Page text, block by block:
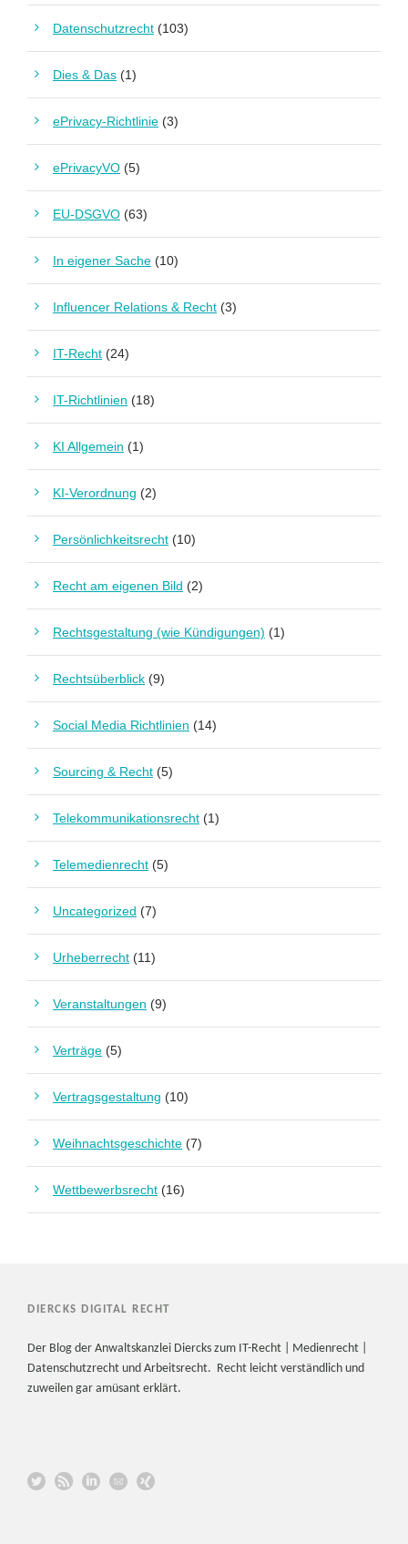
Datenschutzrecht (103)
Dies & Das (1)
ePrivacy-Richtlinie (3)
ePrivacyVO (5)
EU-DSGVO (63)
In eigener Sache (10)
Influencer Relations & Recht (3)
IT-Recht (24)
IT-Richtlinien (18)
KI Allgemein (1)
KI-Verordnung (2)
Persönlichkeitsrecht (10)
Recht am eigenen Bild (2)
Rechtsgestaltung (wie Kündigungen) (1)
Rechtsüberblick (9)
Social Media Richtlinien (14)
Sourcing & Recht (5)
Telekommunikationsrecht (1)
Telemedienrecht (5)
Uncategorized (7)
Urheberrecht (11)
Veranstaltungen (9)
Verträge (5)
Vertragsgestaltung (10)
Weihnachtsgeschichte (7)
Wettbewerbsrecht (16)
DIERCKS DIGITAL RECHT
Der Blog der Anwaltskanzlei Diercks zum IT-Recht | Medienrecht |
Datenschutzrecht und Arbeitsrecht. Recht leicht verständlich und
zuweilen gar amüsant erklärt.